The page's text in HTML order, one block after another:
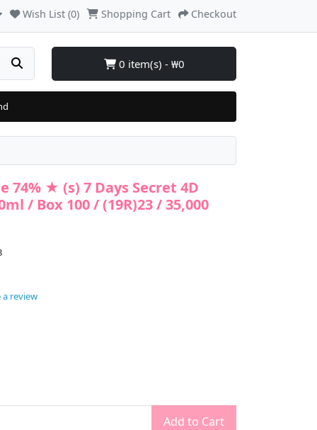
Wish List (0) Shopping Cart Checkout
0 item(s) - ₩0
74% ★ (s) 7 Days Secret 4D
/ Box 100 / (19R)23 / 35,000
a review
Add to Cart